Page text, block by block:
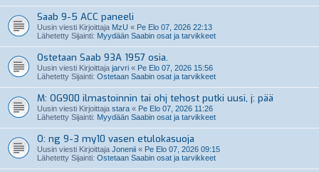
Saab 9-5 ACC paneeli
Uusin viesti Kirjoittaja MzU « Pe Elo 07, 2026 22:13
Lähetetty Sijainti: Myydään Saabin osat ja tarvikkeet
Ostetaan Saab 93A 1957 osia.
Uusin viesti Kirjoittaja jarvri « Pe Elo 07, 2026 15:56
Lähetetty Sijainti: Ostetaan Saabin osat ja tarvikkeet
M: OG900 ilmastoinnin tai ohj tehost putki uusi, j: pää
Uusin viesti Kirjoittaja stara « Pe Elo 07, 2026 11:26
Lähetetty Sijainti: Myydään Saabin osat ja tarvikkeet
O: ng 9-3 my10 vasen etulokasuoja
Uusin viesti Kirjoittaja Jonenii « Pe Elo 07, 2026 09:15
Lähetetty Sijainti: Ostetaan Saabin osat ja tarvikkeet